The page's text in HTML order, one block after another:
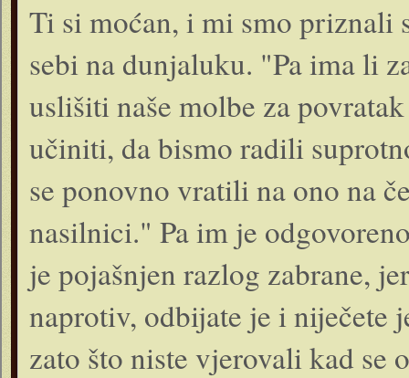
Ti si moćan, i mi smo
sebi na dunjaluku. "Pa ima li
uslišiti naše molbe za
učiniti, da bismo radili
se ponovno vratili na ono na
nasilnici." Pa im je
je pojašnjen razlog zabrane,
naprotiv, odbijate je i niječete
zato što niste vjerovali kad se